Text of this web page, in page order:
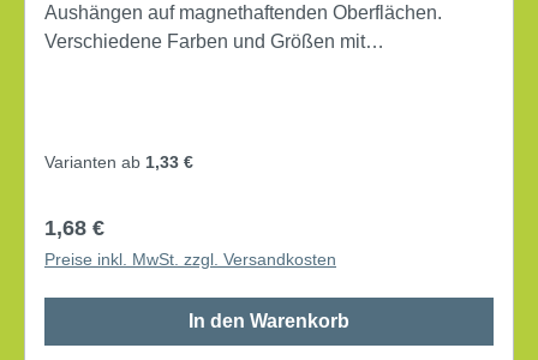
Aushängen auf magnethaftenden Oberflächen.
Verschiedene Farben und Größen mit
der Plan- oder Schreibtafeloberfläche verhindert.
Varianten ab 1,33 €
Regulärer Preis:
1,68 €
Preise inkl. MwSt. zzgl. Versandkosten
In den Warenkorb